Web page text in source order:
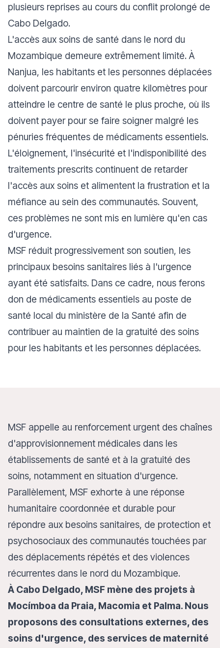
plusieurs reprises au cours du conflit prolongé de
Cabo Delgado.
L'accès aux soins de santé dans le nord du
Mozambique demeure extrêmement limité. À
Nanjua, les habitants et les personnes déplacées
doivent parcourir environ quatre kilomètres pour
atteindre le centre de santé le plus proche, où ils
doivent payer pour se faire soigner malgré les
pénuries fréquentes de médicaments essentiels.
L'éloignement, l'insécurité et l'indisponibilité des
traitements prescrits continuent de retarder
l'accès aux soins et alimentent la frustration et la
méfiance au sein des communautés. Souvent,
ces problèmes ne sont mis en lumière qu'en cas
d'urgence.
MSF réduit progressivement son soutien, les
principaux besoins sanitaires liés à l'urgence
ayant été satisfaits. Dans ce cadre, nous ferons
don de médicaments essentiels au poste de
santé local du ministère de la Santé afin de
contribuer au maintien de la gratuité des soins
pour les habitants et les personnes déplacées.
MSF appelle au renforcement urgent des chaînes
d'approvisionnement médicales dans les
établissements de santé et à la gratuité des
soins, notamment en situation d'urgence.
Parallèlement, MSF exhorte à une réponse
humanitaire coordonnée et durable pour
répondre aux besoins sanitaires, de protection et
psychosociaux des communautés touchées par
des déplacements répétés et des violences
récurrentes dans le nord du Mozambique.
À Cabo Delgado, MSF mène des projets à
Mocímboa da Praia, Macomia et Palma. Nous
proposons des consultations externes, des
soins d'urgence, des services de maternité